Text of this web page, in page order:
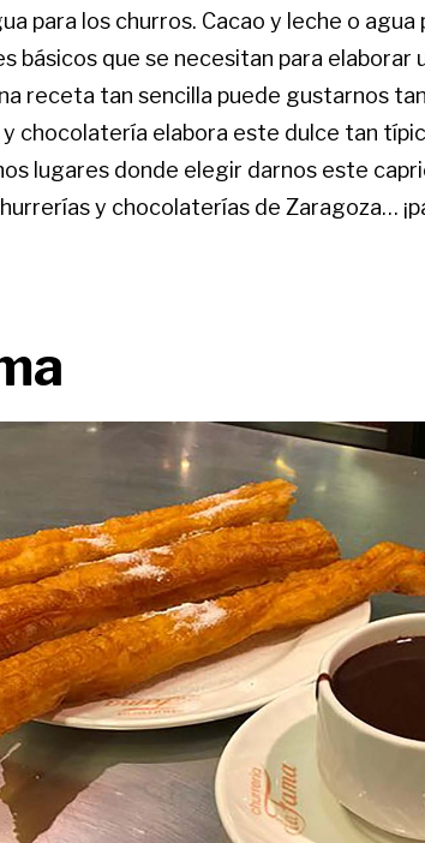
para los churros. Cacao y leche o
básicos que se necesitan para elaborar
receta tan sencilla puede gustarnos
chocolatería elabora este dulce tan
lugares donde elegir darnos este
y chocolaterías de Zaragoza…